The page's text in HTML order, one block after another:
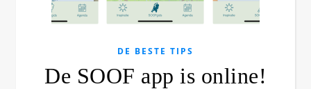
DE BESTE TIPS
De SOOF app is online!